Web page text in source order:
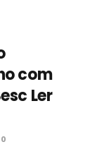
com
Ler
0